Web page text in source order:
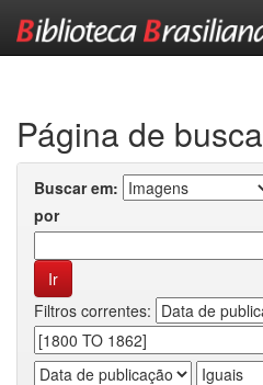
Página de busca
Buscar em:
por
Filtros correntes: